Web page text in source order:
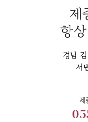
제
항
경남
서
제